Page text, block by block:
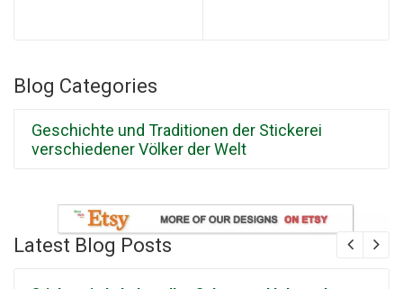
Blog Categories
Geschichte und Traditionen der Stickerei
verschiedener Völker der Welt
Latest Blog Posts